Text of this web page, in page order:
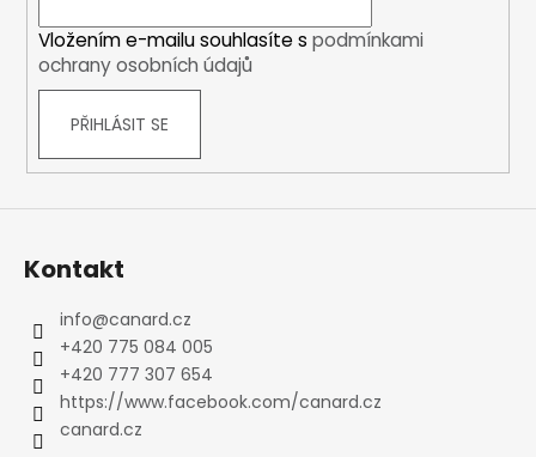
Vložením e-mailu souhlasíte s podmínkami
ochrany osobních údajů
PŘIHLÁSIT SE
Kontakt
info@canard.cz
+420 775 084 005
+420 777 307 654
https://www.facebook.com/canard.cz
canard.cz